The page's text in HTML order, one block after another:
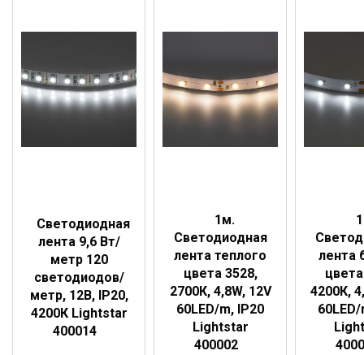
Светодиодная
лента 9,6 Вт/
метр 120
светодиодов/
метр, 12В, IP20,
4200К Lightstar
400014
1м.
Светодиодная
лента теплого
цвета 3528,
2700К, 4,8W, 12V
60LED/m, IP20
Lightstar
400002
лента
4200К,